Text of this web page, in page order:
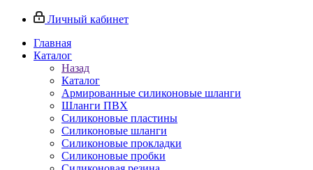
Личный кабинет
Главная
Каталог
Назад
Каталог
Армированные силиконовые шланги
Шланги ПВХ
Силиконовые пластины
Силиконовые шланги
Силиконовые прокладки
Силиконовые пробки